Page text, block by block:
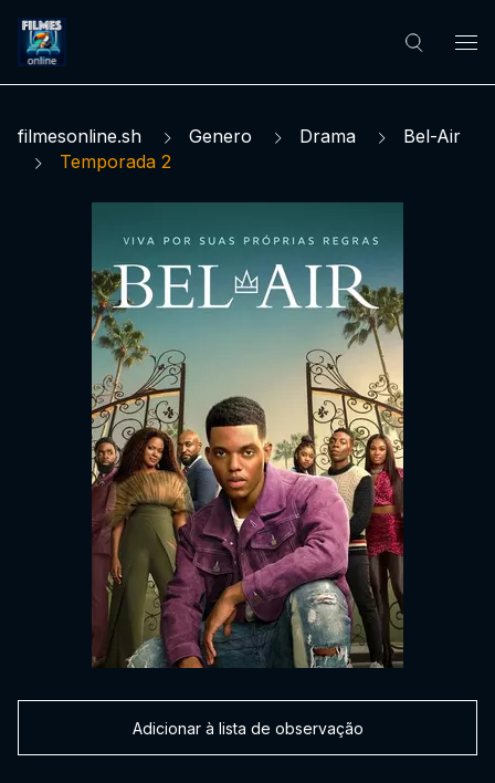
filmesonline.sh Genero Drama
Bel-Air
Temporada 2
Adicionar à lista de observação